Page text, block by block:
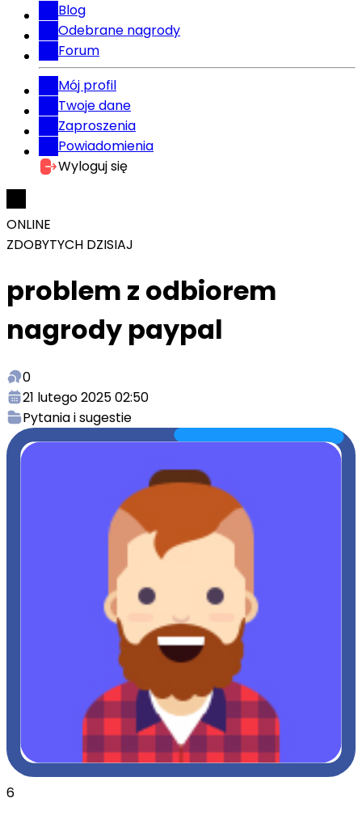
Blog
Odebrane nagrody
Forum
Mój profil
Twoje dane
Zaproszenia
Powiadomienia
Wyloguj się
ONLINE
ZDOBYTYCH DZISIAJ
problem z odbiorem
nagrody paypal
0
21 lutego 2025 02:50
Pytania i sugestie
6